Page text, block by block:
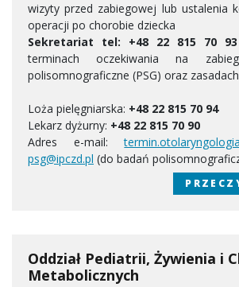
wizyty przed zabiegowej lub ustalenia
operacji po chorobie dziecka
Sekretariat tel: +48 22 815 70 93
terminach oczekiwania na
polisomnograficzne (PSG) oraz
Loża pielęgniarska: +48 22 815 70 94
Lekarz dyżurny: +48 22 815 70 90
Adres e-mail:
psg@ipczd.pl (do badań
Oddział Pediatrii, Żywienia i
Metabolicznych